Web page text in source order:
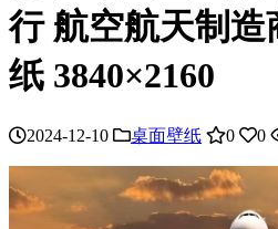
行 航空航天制
纸 3840×2160
2024-12-10 桌面壁纸 0 0